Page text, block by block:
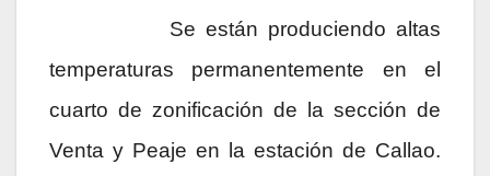
Se están produciendo altas
temperaturas permanentemente en el
cuarto de zonificación de la sección de
Venta y Peaje en la estación de Callao.